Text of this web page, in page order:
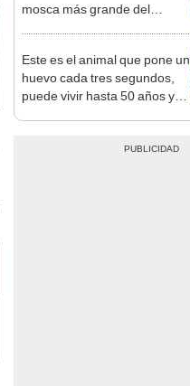
mosca más grande del
Este es el animal que pone un
huevo cada tres segundos,
puede vivir hasta 50 años y